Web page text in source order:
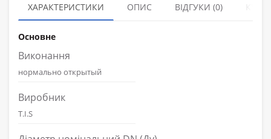
ХАРАКТЕРИСТИКИ ОПИС ВІДГУКИ (0)
Основне
Виконання
нормально открытый
Виробник
T.I.S